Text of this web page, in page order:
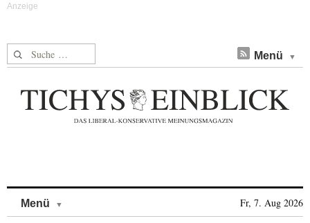
Suche nach: Menü
Menü Fr, 7. Aug 2026